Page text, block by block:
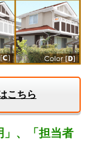
こちら
」、「担当者